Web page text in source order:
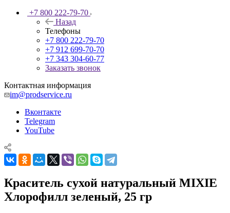
+7 800 222-79-70
Назад
Телефоны
+7 800 222-79-70
+7 912 699-70-70
+7 343 304-60-77
Заказать звонок
Контактная информация
im@prodservice.ru
Вконтакте
Telegram
YouTube
Краситель сухой натуральный MIXIE
Хлорофилл зеленый, 25 гр